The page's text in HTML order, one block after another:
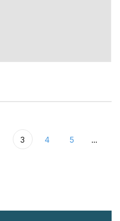
3 4 5 ...